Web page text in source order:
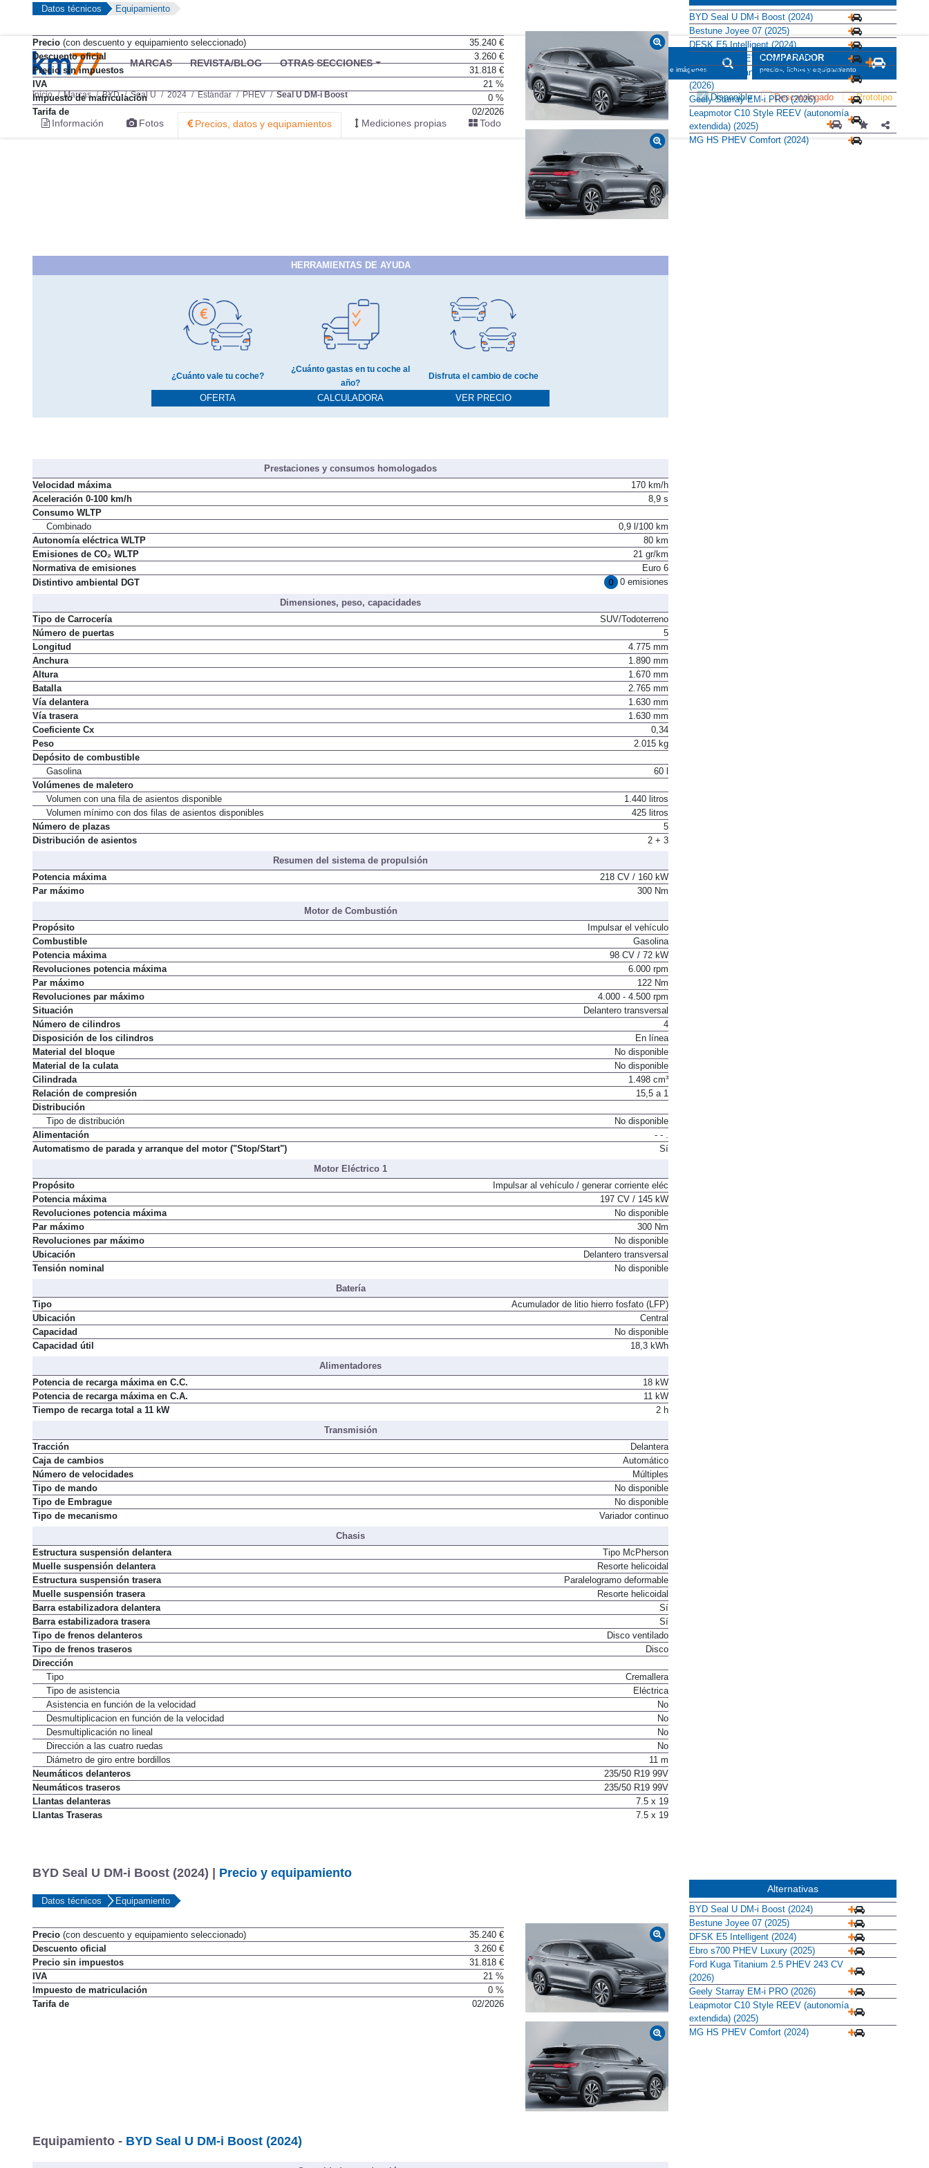
MARCAS REVISTA/BLOG OTRAS SECCIONES BUSCADOR
informaciones, fichas e imágenes
COMPARADOR
precios, fichas y equipamiento
Inicio Marcas BYD Seal U 2024 Estándar PHEV Seal U DM-i Boost Disponible Descatalogado Prototipo
Información Fotos Precios, datos y equipamientos Mediciones propias Todo
Datos técnicos Equipamiento
Precio (con descuento y equipamiento seleccionado)
35.240 €
Descuento oficial
3.260 €
Precio sin impuestos
31.818 €
IVA
21 %
Impuesto de matriculación
0 %
Tarifa de
02/2026
HERRAMIENTAS DE AYUDA
¿Cuánto vale tu coche?
OFERTA
¿Cuánto gastas en tu coche al
año?
CALCULADORA
Disfruta el cambio de coche
VER PRECIO
Prestaciones y consumos homologados
Velocidad máxima
170 km/h
Aceleración 0-100 km/h
8,9 s
Consumo WLTP
Combinado
0,9 l/100 km
Autonomía eléctrica WLTP
80 km
Emisiones de CO₂ WLTP
21 gr/km
Normativa de emisiones
Euro 6
Distintivo ambiental DGT
0 emisiones
Dimensiones, peso, capacidades
Tipo de Carrocería
SUV/Todoterreno
Número de puertas
5
Longitud
4.775 mm
Anchura
1.890 mm
Altura
1.670 mm
Batalla
2.765 mm
Vía delantera
1.630 mm
Vía trasera
1.630 mm
Coeficiente Cx
0,34
Peso
2.015 kg
Depósito de combustible
Gasolina
60 l
Volúmenes de maletero
Volumen con una fila de asientos disponible
1.440 litros
Volumen mínimo con dos filas de asientos disponibles
425 litros
Número de plazas
5
Distribución de asientos
2 + 3
Resumen del sistema de propulsión
Potencia máxima
218 CV / 160 kW
Par máximo
300 Nm
Motor de Combustión
Propósito
Impulsar el vehículo
Combustible
Gasolina
Potencia máxima
98 CV / 72 kW
Revoluciones potencia máxima
6.000 rpm
Par máximo
122 Nm
Revoluciones par máximo
4.000 - 4.500 rpm
Situación
Delantero transversal
Número de cilindros
4
Disposición de los cilindros
En línea
Material del bloque
No disponible
Material de la culata
No disponible
Cilindrada
1.498 cm³
Relación de compresión
15,5 a 1
Distribución
Tipo de distribución
No disponible
Alimentación
- - .
Automatismo de parada y arranque del motor ("Stop/Start")
Sí
Motor Eléctrico 1
Propósito
Impulsar al vehículo / generar corriente eléc
Potencia máxima
197 CV / 145 kW
Revoluciones potencia máxima
No disponible
Par máximo
300 Nm
Revoluciones par máximo
No disponible
Ubicación
Delantero transversal
Tensión nominal
No disponible
Batería
Tipo
Acumulador de litio hierro fosfato (LFP)
Ubicación
Central
Capacidad
No disponible
Capacidad útil
18,3 kWh
Alimentadores
Potencia de recarga máxima en C.C.
18 kW
Potencia de recarga máxima en C.A.
11 kW
Tiempo de recarga total a 11 kW
2 h
Transmisión
Tracción
Delantera
Caja de cambios
Automático
Número de velocidades
Múltiples
Tipo de mando
No disponible
Tipo de Embrague
No disponible
Tipo de mecanismo
Variador continuo
Chasis
Estructura suspensión delantera
Tipo McPherson
Muelle suspensión delantera
Resorte helicoidal
Estructura suspensión trasera
Paralelogramo deformable
Muelle suspensión trasera
Resorte helicoidal
Barra estabilizadora delantera
Sí
Barra estabilizadora trasera
Sí
Tipo de frenos delanteros
Disco ventilado
Tipo de frenos traseros
Disco
Dirección
Tipo
Cremallera
Tipo de asistencia
Eléctrica
Asistencia en función de la velocidad
No
Desmultiplicacion en función de la velocidad
No
Desmultiplicación no lineal
No
Dirección a las cuatro ruedas
No
Diámetro de giro entre bordillos
11 m
Neumáticos delanteros
235/50 R19 99V
Neumáticos traseros
235/50 R19 99V
Llantas delanteras
7.5 x 19
Llantas Traseras
7.5 x 19
BYD Seal U DM-i Boost (2024)
Bestune Joyee 07 (2025)
DFSK E5 Intelligent (2024)
Ebro s700 PHEV Luxury (2025)
Ford Kuga Titanium 2.5 PHEV 243 CV
(2026)
Geely Starray EM-i PRO (2026)
Leapmotor C10 Style REEV (autonomía
extendida) (2025)
MG HS PHEV Comfort (2024)
BYD Seal U DM-i Boost (2024) | Precio y equipamiento
Datos técnicos Equipamiento
Precio (con descuento y equipamiento seleccionado)
35.240 €
Descuento oficial
3.260 €
Precio sin impuestos
31.818 €
IVA
21 %
Impuesto de matriculación
0 %
Tarifa de
02/2026
Equipamiento - BYD Seal U DM-i Boost (2024)
Alternativas
BYD Seal U DM-i Boost (2024)
Bestune Joyee 07 (2025)
DFSK E5 Intelligent (2024)
Ebro s700 PHEV Luxury (2025)
Ford Kuga Titanium 2.5 PHEV 243 CV
(2026)
Geely Starray EM-i PRO (2026)
Leapmotor C10 Style REEV (autonomía
extendida) (2025)
MG HS PHEV Comfort (2024)